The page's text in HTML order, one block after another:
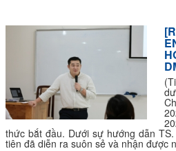
thức bắt đầu. Dưới sự hướng dẫn
tiên đã diễn ra suôn sẻ và nhận được